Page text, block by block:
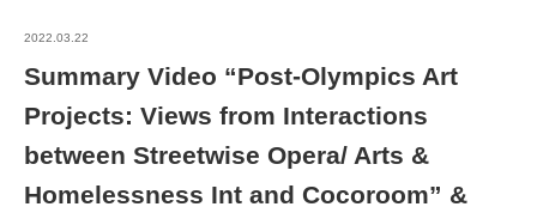
2022.03.22
Summary Video “Post-Olympics Art
Projects: Views from Interactions
between Streetwise Opera/ Arts &
Homelessness Int and Cocoroom” &